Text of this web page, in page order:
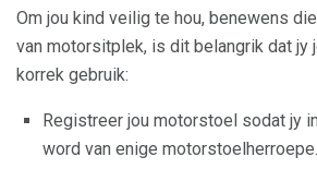
Om jou kind veilig te hou, benewens
van motorsitplek, is dit belangrik dat jy
korrek gebruik:
Registreer jou motorstoel sodat jy
word van enige motorstoelherroepe.